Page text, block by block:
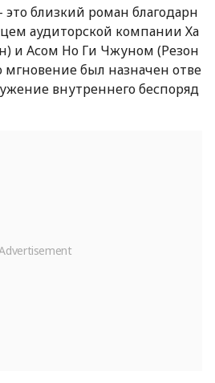
близкий роман благодарн
аудиторской компании Ха
и Асом Но Ги Чжуном (Резон
мгновение был назначен отве
внутреннего беспоряд